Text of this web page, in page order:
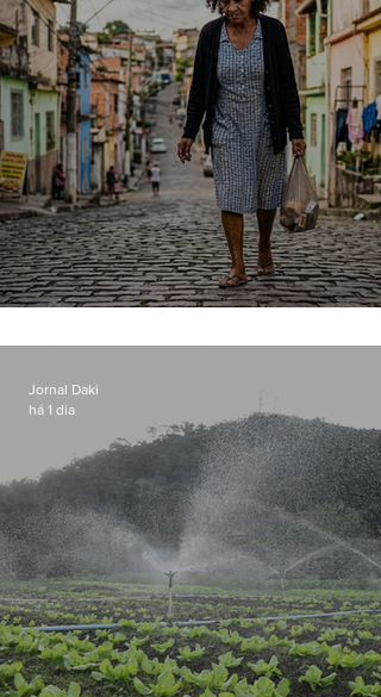
Jornal Daki
há 1 dia